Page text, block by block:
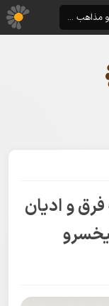
و ادیان
پاسخ به دروغ پردازی سایت فرق و ادیان و مذاهب درباره کوروش و کیخسرو